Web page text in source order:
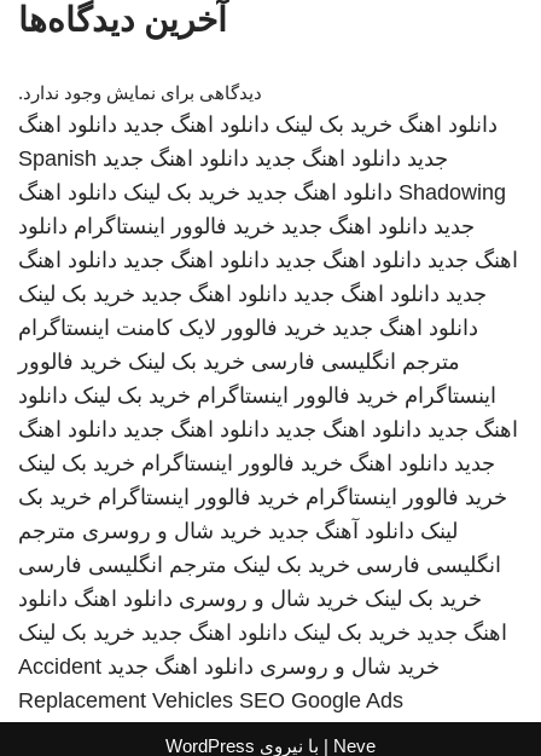
آخرین دیدگاه‌ها
دیدگاهی برای نمایش وجود ندارد.
دانلود اهنگ خرید بک لینک دانلود اهنگ جدید دانلود اهنگ
جدید دانلود اهنگ جدید دانلود اهنگ جدید Spanish
Shadowing دانلود اهنگ جدید خرید بک لینک دانلود اهنگ
جدید دانلود اهنگ جدید خرید فالوور اینستاگرام دانلود
اهنگ جدید دانلود اهنگ جدید دانلود اهنگ جدید دانلود اهنگ
جدید دانلود اهنگ جدید دانلود اهنگ جدید خرید بک لینک
دانلود اهنگ جدید خرید فالوور لایک کامنت اینستاگرام
مترجم انگلیسی فارسی خرید بک لینک خرید فالوور
اینستاگرام خرید فالوور اینستاگرام خرید بک لینک دانلود
اهنگ جدید دانلود اهنگ جدید دانلود اهنگ جدید دانلود اهنگ
جدید دانلود اهنگ خرید فالوور اینستاگرام خرید بک لینک
خرید فالوور اینستاگرام خرید فالوور اینستاگرام خرید بک
لینک دانلود آهنگ جدید خرید شال و روسری مترجم
انگلیسی فارسی خرید بک لینک مترجم انگلیسی فارسی
خرید بک لینک خرید شال و روسری دانلود اهنگ دانلود
اهنگ جدید خرید بک لینک دانلود اهنگ جدید خرید بک لینک
خرید شال و روسری دانلود اهنگ جدید Accident
Replacement Vehicles SEO Google Ads
Neve | با نیروی WordPress